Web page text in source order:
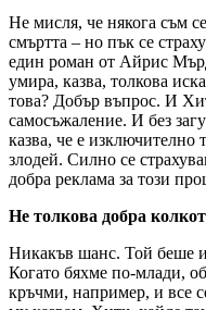
Не мисля, че някога съм
смъртта – но пък се
един роман от Айрис
умира, казва, толкова
това? Добър въпрос. И
самосъжаление. И без
казва, че е изключително
злодей. Силно се
добра реклама за този
Не толкова добра
Никакъв шанс. Той беше
Когато бяхме по-млади,
кръчми, например, и все